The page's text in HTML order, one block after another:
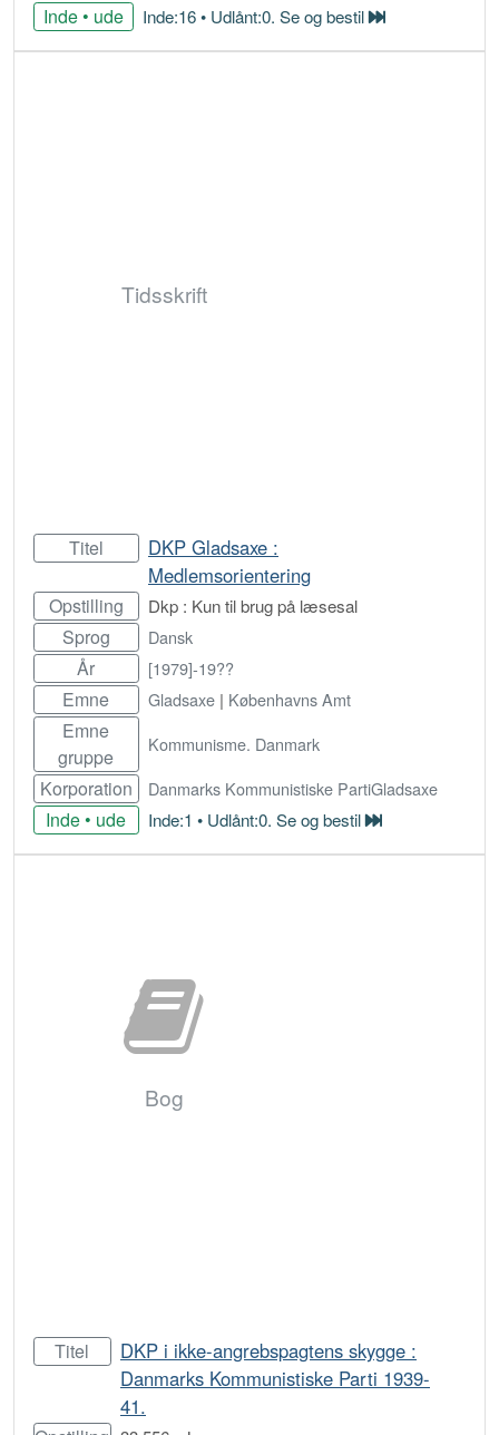
Inde • ude Inde:16 • Udlånt:0. Se og bestil
Bestil
Tidsskrift
Titel
DKP Gladsaxe :
Medlemsorientering
Opstilling Dkp : Kun til brug på læsesal
Sprog Dansk
År [1979]-19??
Emne Gladsaxe | Københavns Amt
Emne
gruppe
Kommunisme. Danmark
Korporation Danmarks Kommunistiske PartiGladsaxe
Inde • ude Inde:1 • Udlånt:0. Se og bestil
Bestil
Bog
Titel
DKP i ikke-angrebspagtens skygge :
Danmarks Kommunistiske Parti 1939-
41.